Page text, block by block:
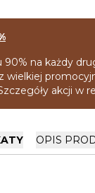
90% na każdy
wielkiej
akcji w
OPIS